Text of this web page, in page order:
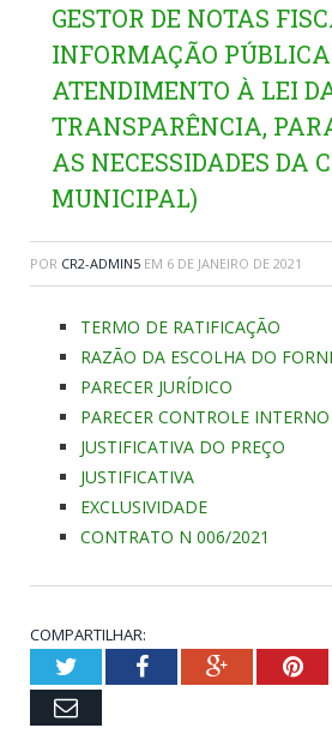
GESTOR DE NOTAS
INFORMAÇÃO
ATENDIMENTO À LEI
TRANSPARÊNCIA,
AS NECESSIDADES DA
MUNICIPAL)
POR CR2-ADMIN5 EM 6 DE JANEIRO DE 2021
TERMO DE RATIFICAÇÃO
RAZÃO DA ESCOLHA DO
PARECER JURÍDICO
PARECER CONTROLE INTERNO
JUSTIFICATIVA DO PREÇO
JUSTIFICATIVA
EXCLUSIVIDADE
CONTRATO N 006/2021
COMPARTILHAR:
TwitterFacebookGoogle+
Email